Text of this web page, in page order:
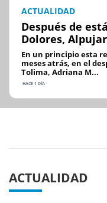
ACTUALIDAD
Después de
Dolores,
En un principio esta
meses atrás, en el
Tolima, Adriana M...
HACE 1 DÍA
ACTUALIDAD